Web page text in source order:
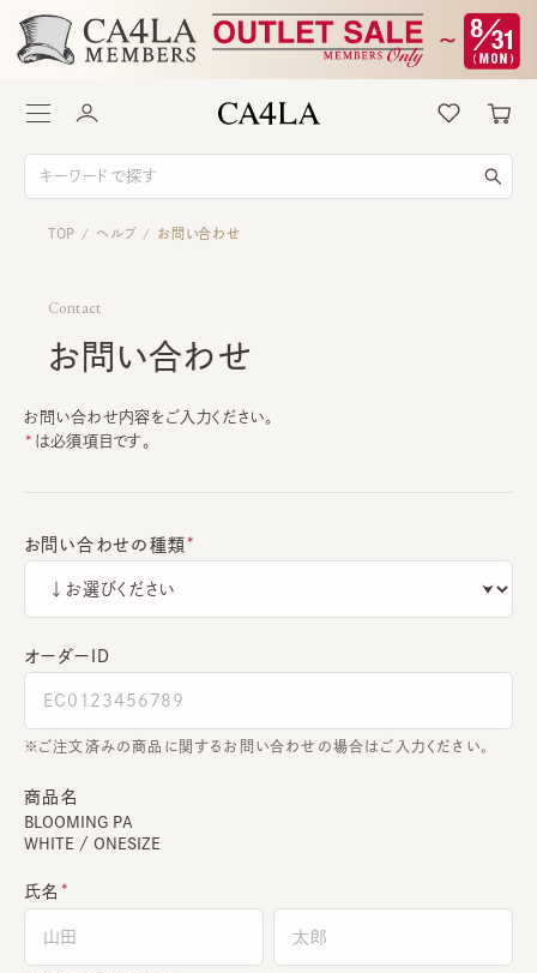
TOP / ヘルプ / お問い合わせ
Contact
お問い合わせ
お問い合わせ内容をご入力ください。
は必須項目です。
お問い合わせの種類
オーダーＩＤ
ご注文済みの商品に関するお問い合わせの場合はご入力ください。
商品名
BLOOMING PA
WHITE / ONESIZE
氏名